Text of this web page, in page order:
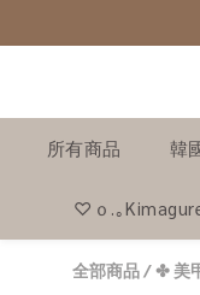
所有商品 韓
♡ｏ.｡
全部商品/✤ 美